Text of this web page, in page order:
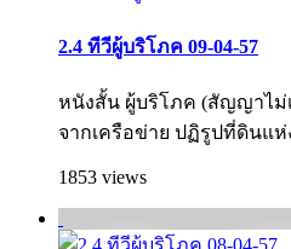
2.4 ทีวีผู้บริโภค 09-04-57
หนังสั้น ผู้บริโภค (สัญญาไ
จากเครือข่าย ปฏิรูปที่ดินแห่
1853 views